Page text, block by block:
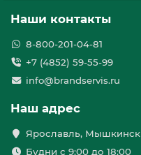
Наши контакты
8-800-201-04-81
+7 (4852) 59-55-99
info@brandservis.ru
Наш адрес
Ярославль,
Будни с 9:00 до 18:00